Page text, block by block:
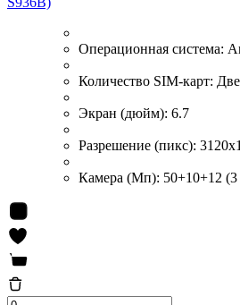
Операционная система:
Количество SIM-карт:
Экран (дюйм): 6.7
Разрешение (пикс):
Камера (Мп): 50+10+12